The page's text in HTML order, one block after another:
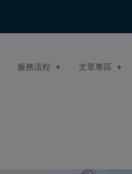
服務流程 文章專區